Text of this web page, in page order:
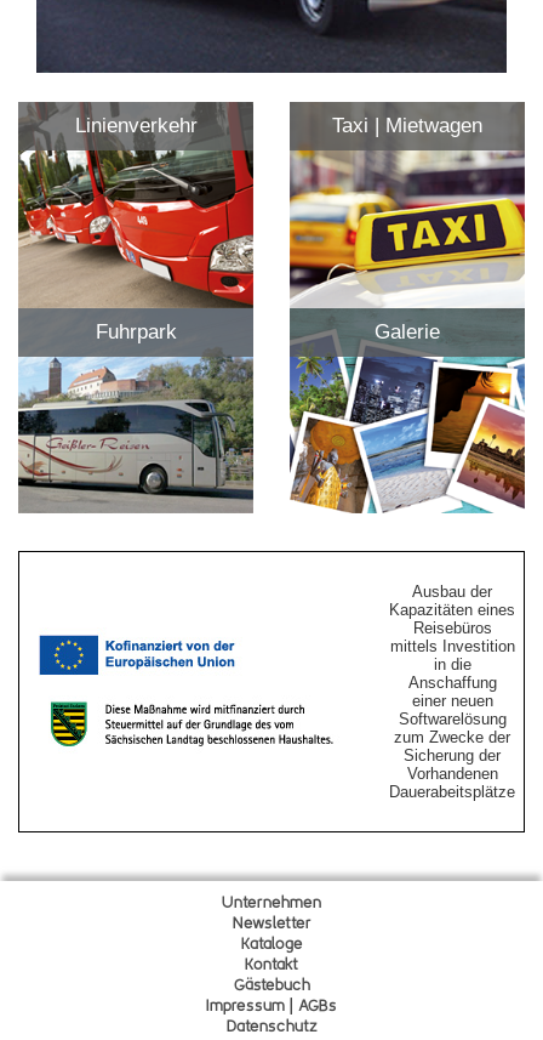
Linienverkehr Taxi | Mietwagen
Fuhrpark Galerie
Ausbau der
Kapazitäten eines
Reisebüros
mittels Investition
in die
Anschaffung
einer neuen
Softwarelösung
zum Zwecke der
Sicherung der
Vorhandenen
Dauerabeitsplätze
Unternehmen
Newsletter
Kataloge
Kontakt
Gästebuch
Impressum | AGBs
Datenschutz